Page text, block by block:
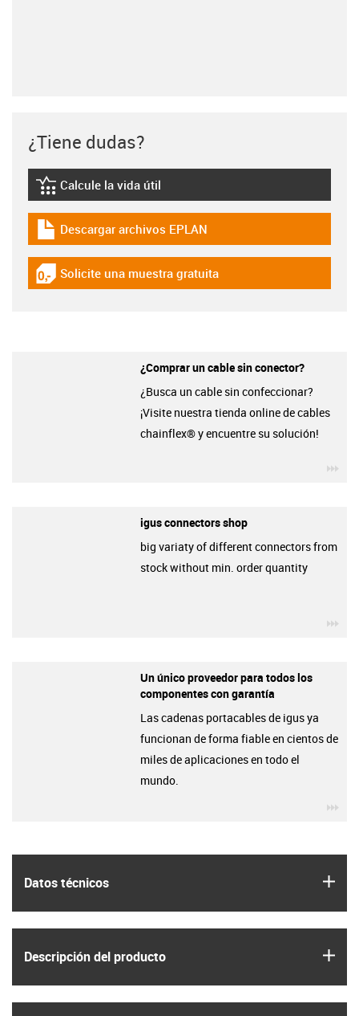
Datos técnicos
Descripción del producto
¿Tiene dudas?
igus-icon-lebensdauerrechner
Calcule la vida útil
igus-icon-download-plan
Descargar archivos EPLAN
igus-icon-gratismuster
Solicite una muestra gratuita
¿Comprar un cable sin conector?
¿Busca un cable sin confeccionar?
¡Visite nuestra tienda online de cables
chainflex® y encuentre su solución!
igus connectors shop
big variaty of different connectors from
stock without min. order quantity
Un único proveedor para todos los
componentes con garantía
Las cadenas portacables de igus ya
funcionan de forma fiable en cientos de
miles de aplicaciones en todo el
mundo.